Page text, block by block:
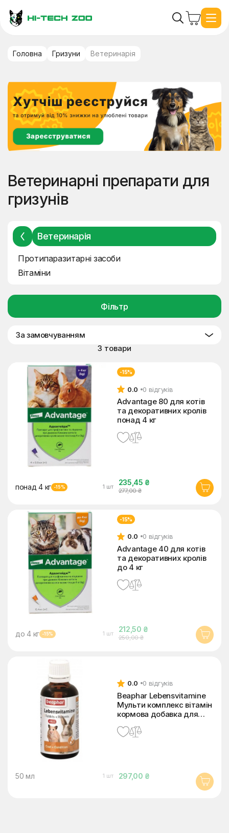
Головна Гризуни Ветеринарія
Ветеринарні препарати для
гризунів
Ветеринарія
Протипаразитарні засоби
Вітаміни
Фільтр
За замовчуванням
3 товари
-15%
0.0 0 відгуків
Advantage 80 для котів
та декоративних кролів
понад 4 кг
235,45 ₴
277,00 ₴
понад 4 кг -15% 1 шт
-15%
0.0 0 відгуків
Advantage 40 для котів
та декоративних кролів
до 4 кг
212,50 ₴
250,00 ₴
до 4 кг -15% 1 шт
0.0 0 відгуків
Beaphar Lebensvitamine
Мульти комплекс вітамін
кормова добавка для
297,00 ₴
50 мл 1 шт